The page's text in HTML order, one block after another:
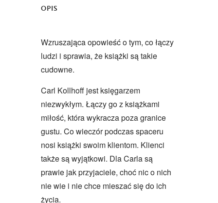
OPIS
Wzruszająca opowieść o tym, co łączy
ludzi i sprawia, że książki są takie
cudowne.
Carl Kollhoff jest księgarzem
niezwykłym. Łączy go z książkami
miłość, która wykracza poza granice
gustu. Co wieczór podczas spaceru
nosi książki swoim klientom. Klienci
także są wyjątkowi. Dla Carla są
prawie jak przyjaciele, choć nic o nich
nie wie i nie chce mieszać się do ich
życia.